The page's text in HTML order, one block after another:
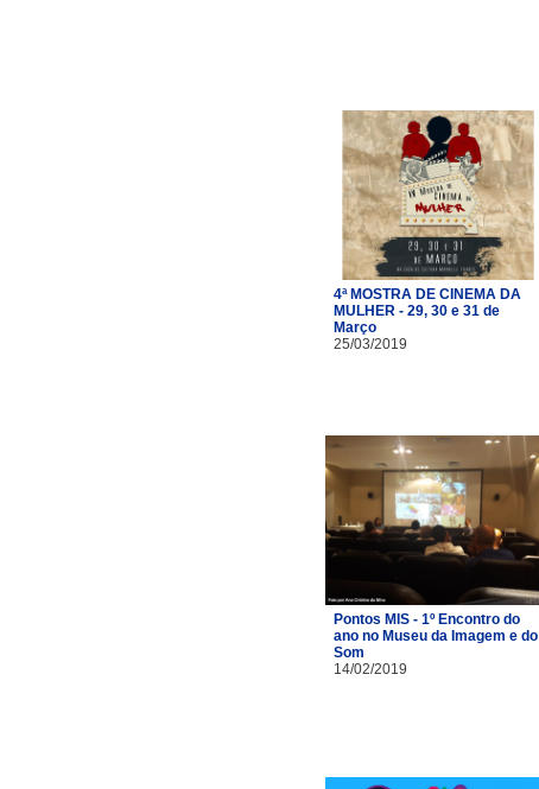
4ª MOSTRA DE CINEMA DA
MULHER - 29, 30 e 31 de
Março
25/03/2019
Pontos MIS - 1º Encontro do
ano no Museu da Imagem e do
Som
14/02/2019